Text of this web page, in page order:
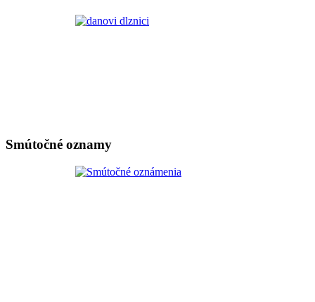
Smútočné oznamy